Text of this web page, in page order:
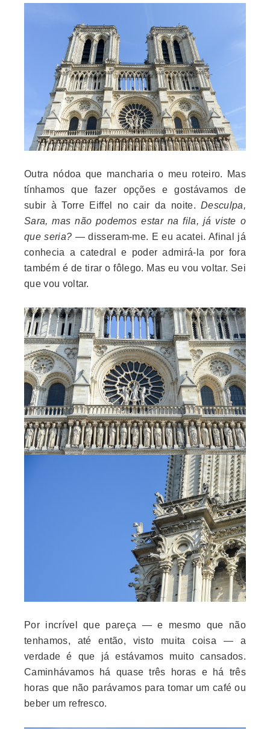
Outra nódoa que mancharia o meu roteiro. Mas
tínhamos que fazer opções e gostávamos de
subir à Torre Eiffel no cair da noite.Desculpa,
Sara, mas não podemos estar na fila, já viste o
que seria? — disseram-me. E eu acatei. Afinal já
conhecia a catedral e poder admirá-la por fora
também é de tirar o fôlego. Mas eu vou voltar. Sei
que vou voltar.
Por incrível que pareça — e mesmo que não
tenhamos, até então, visto muita coisa — a
verdade é que já estávamos muito cansados.
Caminhávamos há quase três horas e há três
horas que não parávamos para tomar um café ou
beber um refresco.